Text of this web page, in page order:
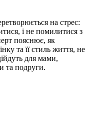
на стрес:
і не помилитися з
пояснює, як
та її стиль життя, не
для мами,
та подруги.